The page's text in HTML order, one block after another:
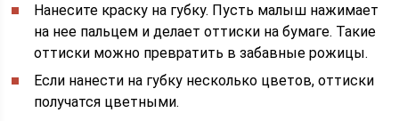
Нанесите краску на губку. Пусть малыш нажимает
на нее пальцем и делает оттиски на бумаге. Такие
оттиски можно превратить в забавные рожицы.
Если нанести на губку несколько цветов, оттиски
получатся цветными.